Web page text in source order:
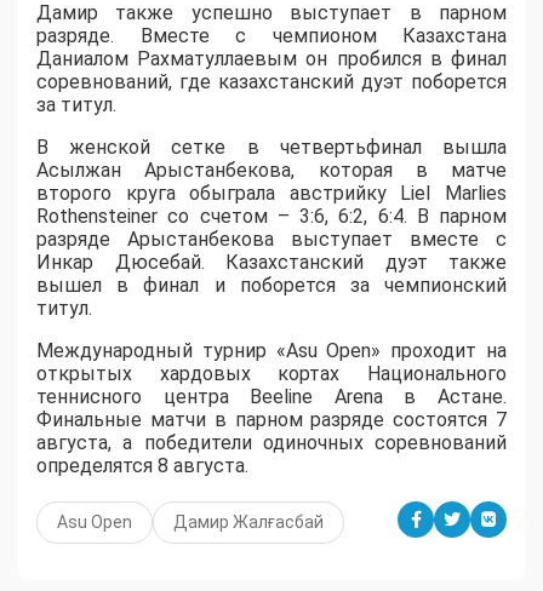
Дамир также успешно выступает в парном
разряде. Вместе с чемпионом Казахстана
Даниалом Рахматуллаевым он пробился в финал
соревнований, где казахстанский дуэт поборется
за титул.
В женской сетке в четвертьфинал вышла
Асылжан Арыстанбекова, которая в матче
второго круга обыграла австрийку Liel Marlies
Rothensteiner со счетом – 3:6, 6:2, 6:4. В парном
разряде Арыстанбекова выступает вместе с
Инкар Дюсебай. Казахстанский дуэт также
вышел в финал и поборется за чемпионский
титул.
Международный турнир «Asu Open» проходит на
открытых хардовых кортах Национального
теннисного центра Beeline Arena в Астане.
Финальные матчи в парном разряде состоятся 7
августа, а победители одиночных соревнований
определятся 8 августа.
Asu Open Дамир Жалғасбай